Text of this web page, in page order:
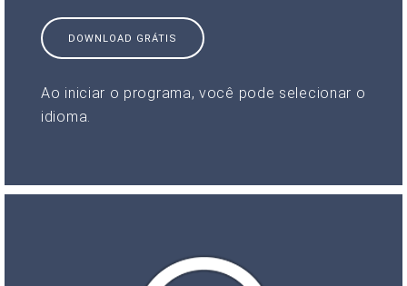
DOWNLOAD GRÁTIS
Ao iniciar o programa, você pode selecionar o
idioma.